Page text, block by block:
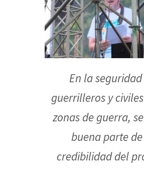
En la
guerrilleros y
zonas de guerra,
buena parte
credibilidad del